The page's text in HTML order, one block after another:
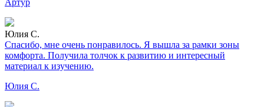
Артур
Юлия С.
Спасибо, мне очень понравилось. Я вышла за рамки зоны
комфорта. Получила толчок к развитию и интересный
материал к изучению.
Юлия С.